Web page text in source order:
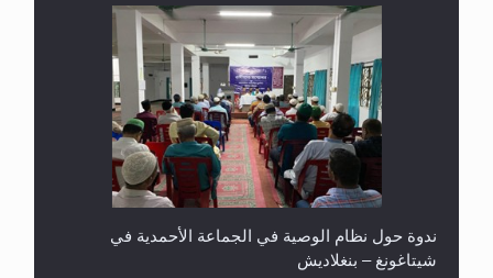
ندوة حول نظام الوصية في الجماعة الأحمدية في
شيتاغونغ – بنغلاديش